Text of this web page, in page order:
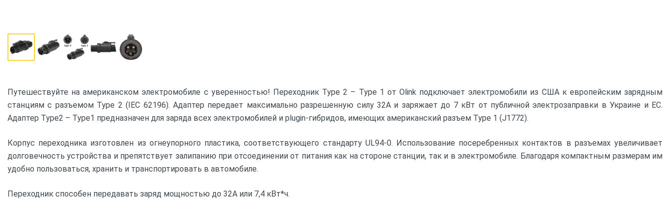
Купить
Путешествуйте на американском электромобиле с уверенностью! Переходник Type 2 – Type 1 от Olink подключает электромобили из США к европейским зарядным
станциям с разъемом Type 2 (IEC 62196). Адаптер передает максимально разрешенную силу 32А и заряжает до 7 кВт от публичной электрозаправки в Украине и ЕС.
Адаптер Type2 – Type1 предназначен для заряда всех электромобилей и plugin-гибридов, имеющих американский разъем Type 1 (J1772).
Корпус переходника изготовлен из огнеупорного пластика, соответствующего стандарту UL94-0. Использование посеребренных контактов в разъемах увеличивает
долговечность устройства и препятствует залипанию при отсоединении от питания как на стороне станции, так и в электромобиле. Благодаря компактным размерам им
удобно пользоваться, хранить и транспортировать в автомобиле.
Переходник способен передавать заряд мощностью до 32А или 7,4 кВт*ч.